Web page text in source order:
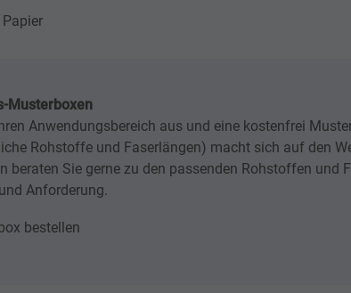
Papier
Musterboxen
Anwendungsbereich aus und eine kostenfrei
Rohstoffe und Faserlängen) macht sich auf den
beraten Sie gerne zu den passenden Rohstoffen und
Anforderung.
bestellen